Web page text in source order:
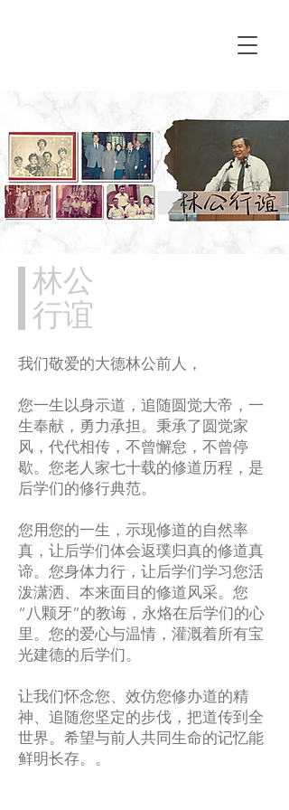
林公
行谊
我们敬爱的大德林公前人，
您一生以身示道，追随圆觉大帝，一
生奉献，勇力承担。秉承了圆觉家
风，代代相传，不曾懈怠，不曾停
歇。您老人家七十载的修道历程，是
后学们的修行典范。
您用您的一生，示现修道的自然率
真，让后学们体会返璞归真的修道真
谛。您身体力行，让后学们学习您活
泼潇洒、本来面目的修道风采。您
“八颗牙”的教诲，永烙在后学们的心
里。您的爱心与温情，灌溉着所有宝
光建德的后学们。
让我们怀念您、效仿您修办道的精
神、追随您坚定的步伐，把道传到全
世界。希望与前人共同生命的记忆能
鲜明长存。。